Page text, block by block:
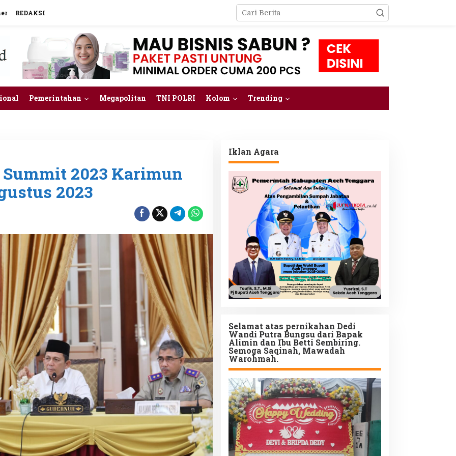
REDAKSI
Pemerintahan Megapolitan TNI POLRI Kolom Trending
Summit 2023 Karimun
2023
Iklan Agara
Selamat atas pernikahan Dedi
Wandi Putra Bungsu dari Bapak
Alimin dan Ibu Betti Sembiring.
Semoga Saqinah, Mawadah
Warohmah.